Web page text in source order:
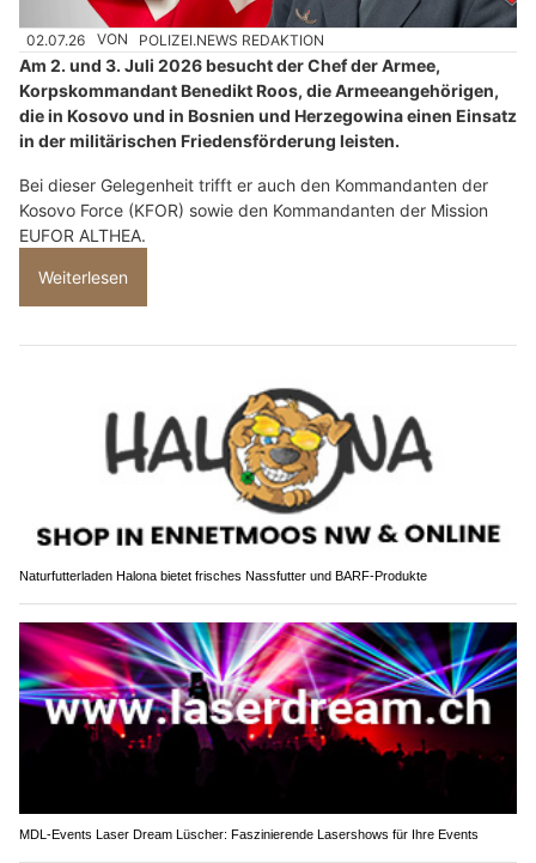
02.07.26 VON POLIZEI.NEWS REDAKTION
Am 2. und 3. Juli 2026 besucht der Chef der Armee,
Korpskommandant Benedikt Roos, die Armeeangehörigen,
die in Kosovo und in Bosnien und Herzegowina einen Einsatz
in der militärischen Friedensförderung leisten.
Bei dieser Gelegenheit trifft er auch den Kommandanten der
Kosovo Force (KFOR) sowie den Kommandanten der Mission
EUFOR ALTHEA.
Weiterlesen
Naturfutterladen Halona bietet frisches Nassfutter und BARF-Produkte
MDL-Events Laser Dream Lüscher: Faszinierende Lasershows für Ihre Events